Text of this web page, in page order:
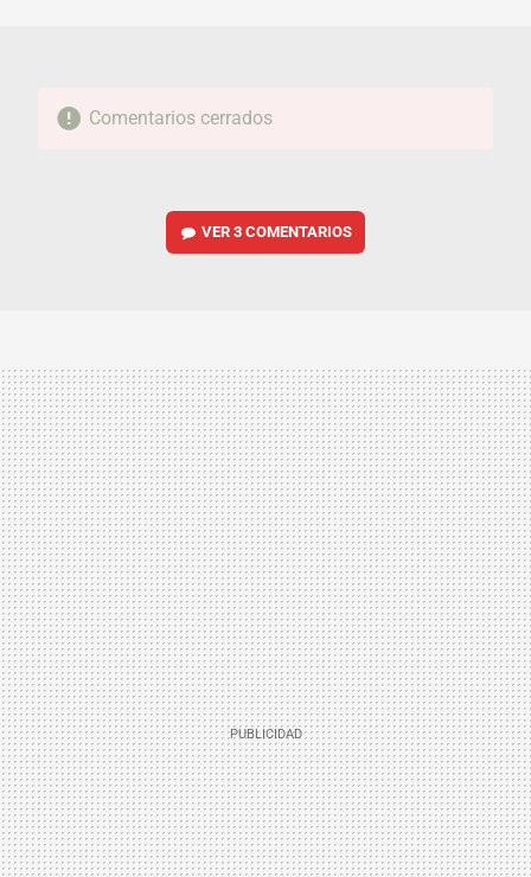
Comentarios cerrados
VER3 COMENTARIOS